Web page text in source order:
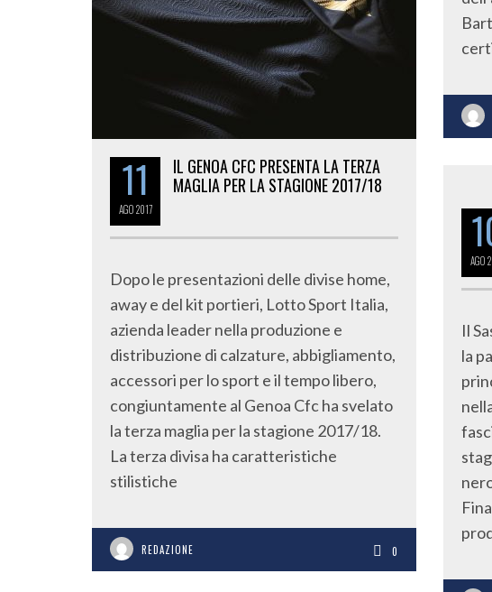
11
AGO2017
IL GENOA CFC PRESENTA LA TERZA
MAGLIA PER LA STAGIONE 2017/18
Dopo le presentazioni delle divise home,
away e del kit portieri, Lotto Sport Italia,
azienda leader nella produzione e
distribuzione di calzature, abbigliamento,
accessori per lo sport e il tempo libero,
congiuntamente al Genoa Cfc ha svelato
la terza maglia per la stagione 2017/18.
La terza divisa ha caratteristiche
stilistiche
REDAZIONE 0
AGO
Il
la